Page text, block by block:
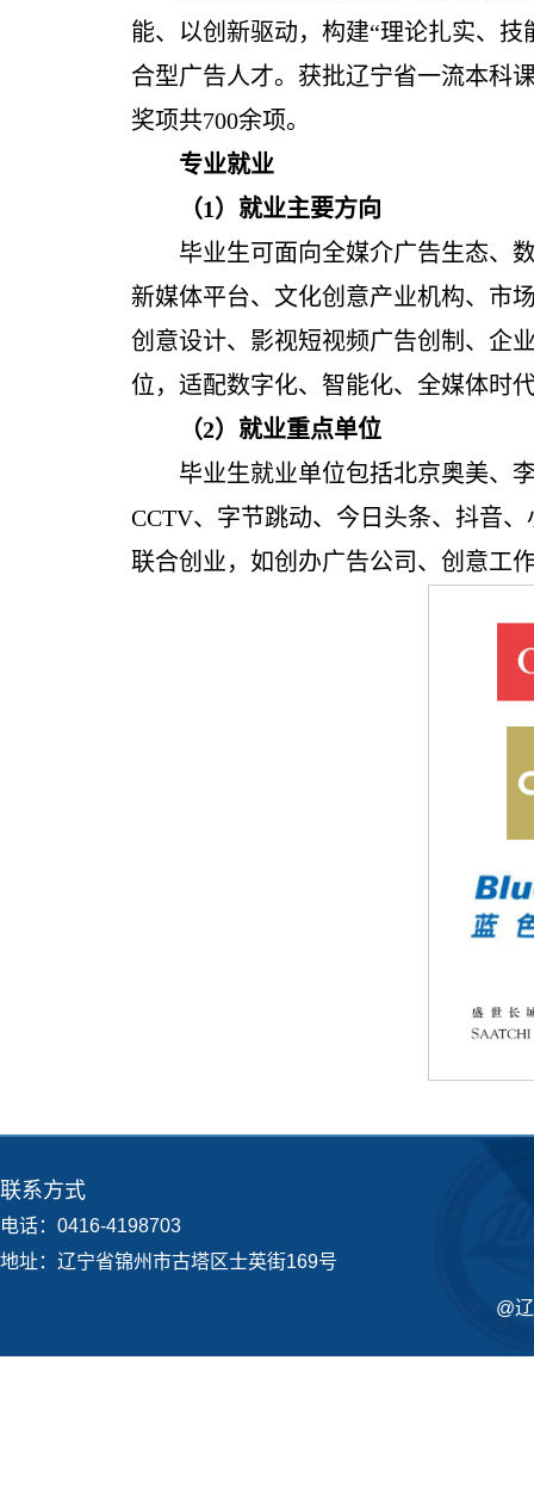
能、以创新驱动，构建“理论扎实、
合型广告人才。获批辽宁省一流本科
奖项共700余项。
专业就业
（1）就业主要方向
毕业生可面向全媒介广告生态、
新媒体平台、文化创意产业机构、市
创意设计、影视短视频广告创制、企
位，适配数字化、智能化、全媒体时
（2）就业重点单位
毕业生就业单位包括北京奥美、
CCTV、字节跳动、今日头条、抖音
联合创业，如创办广告公司、创意工
联系方式
电话：0416-4198703
地址：辽宁省锦州市古塔区士英街169号
@